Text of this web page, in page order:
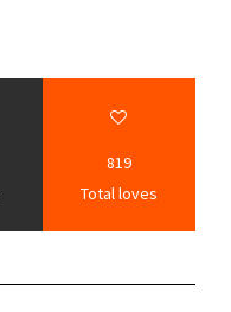
819
Total loves